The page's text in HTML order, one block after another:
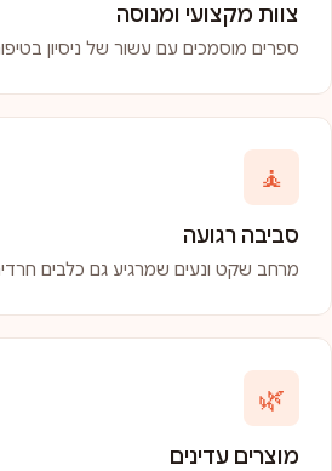
צוות מקצועי ומנוסה
ספרים מוסמכים עם עשור של ניסיון
🧘
סביבה רגועה
מרחב שקט ונעים שמרגיע גם כלבים
🌿
מוצרים עדינים